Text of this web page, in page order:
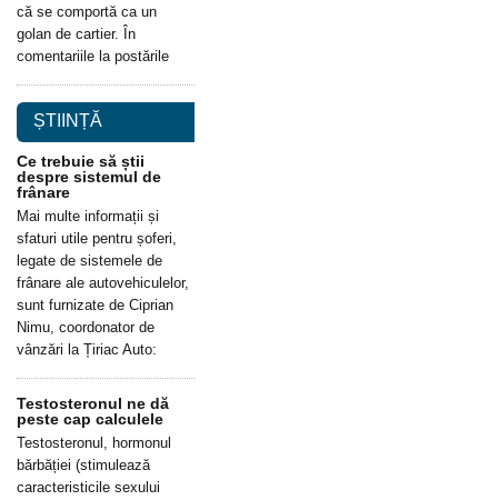
că se comportă ca un
golan de cartier. În
comentariile la postările
ȘTIINȚĂ
Ce trebuie să știi
despre sistemul de
frânare
Mai multe informații și
sfaturi utile pentru șoferi,
legate de sistemele de
frânare ale autovehiculelor,
sunt furnizate de Ciprian
Nimu, coordonator de
vânzări la Țiriac Auto:
Testosteronul ne dă
peste cap calculele
Testosteronul, hormonul
bărbăției (stimulează
caracteristicile sexului